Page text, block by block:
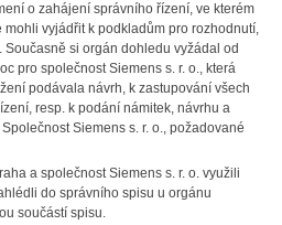
o zahájení správního řízení, ve kterém
mohli vyjádřit k podkladům pro rozhodnutí,
si orgán dohledu vyžádal od
pro společnost Siemens s. r. o., která
podávala návrh, k zastupování všech
resp. k podání námitek, návrhu a
Siemens s. r. o., požadované
a společnost Siemens s. r. o. využili
do správního spisu u orgánu
součástí spisu.